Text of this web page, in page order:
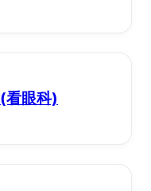
(看眼科)